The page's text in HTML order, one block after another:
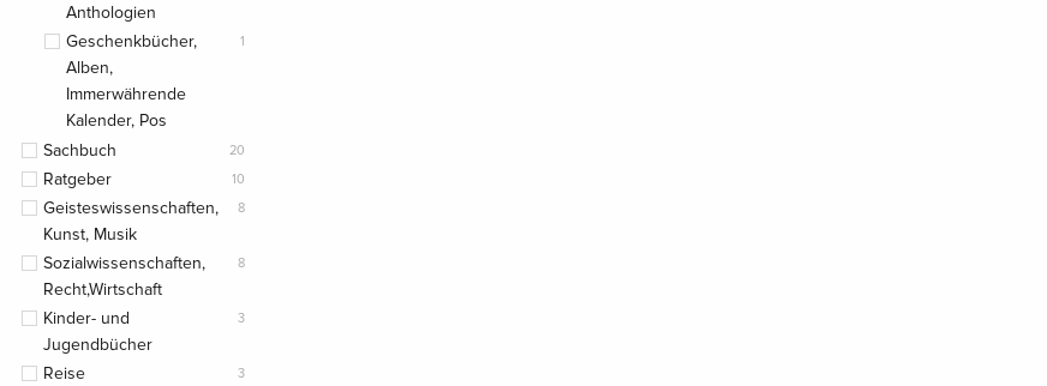
Anthologien
Geschenkbücher,
Alben,
Immerwährende
Kalender, Pos
1
Sachbuch 20
Ratgeber 10
Geisteswissenschaften,
Kunst, Musik
8
Sozialwissenschaften,
Recht,Wirtschaft
8
Kinder- und
Jugendbücher
3
Reise 3